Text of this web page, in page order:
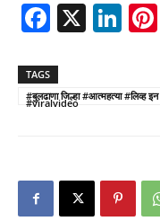
X
TAGS
#बुलढाणा जिल्हा #आत्महत्या #लिव्ह
#viralvideo